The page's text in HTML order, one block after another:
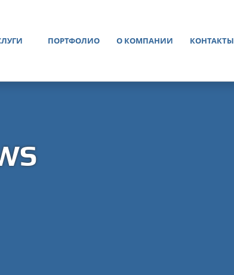
ПОРТФОЛИО О КОМПАНИИ КОНТАКТЫ